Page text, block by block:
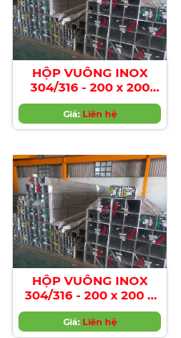
HỘP VUÔNG INOX
304/316 - 200 x 200
x3.0MM
Giá: Liên hệ
HỘP VUÔNG INOX
304/316 - 200 x 200 x
5.0MM
Giá: Liên hệ